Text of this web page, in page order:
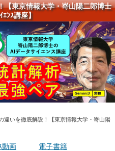
【東京情報大学・嵜山陽二郎博士
ｴﾝｽ講座】
違いを徹底解説！【東京情報大学・嵜山陽
動画 電子書籍